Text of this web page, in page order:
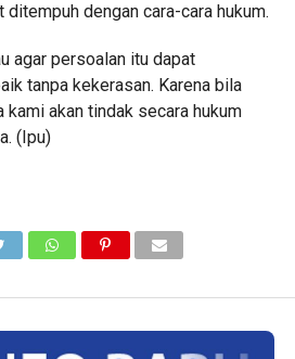
ditempuh dengan cara-cara hukum.
agar persoalan itu dapat
tanpa kekerasan. Karena bila
akan tindak secara hukum
(Ipu)